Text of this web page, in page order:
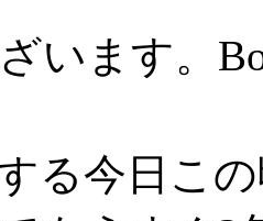
います。
る今日こ